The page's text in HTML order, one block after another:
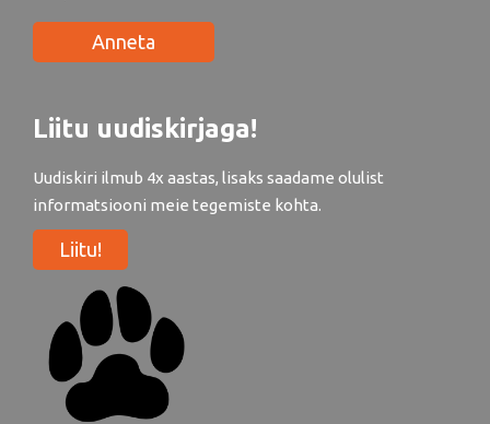
Anneta
Liitu uudiskirjaga!
Uudiskiri ilmub 4x aastas, lisaks saadame olulist
informatsiooni meie tegemiste kohta.
Liitu!